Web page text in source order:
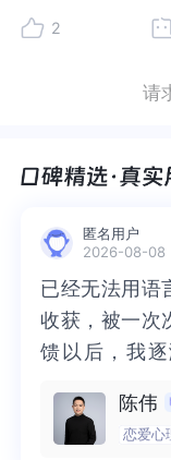
好。其次，您在
么强迫我们看你
了。我满腹不高
入”，用到这里
您的活动比您
正的了解到孩
戏就是孩子唯
中写道：“想
您的孩子现在
弊。利是因为
好。其次，您在
么强迫我们看你
了。我满腹不高
入”，用到这里
您的活动比您
正的了解到孩
戏就是孩子唯
中写道：“想
您的孩子现在
弊。利是因为
受在你成长的某
你所觉察的，
觉自在的，舒服
识中对自己的
生活足够充实
会减少，因为
己，支持自己
地给自己培养
为举止的时候
子有些不合理
成长的某个瞬间
察的，孩子有
在的，舒服的状
对自己的一些
足够充实和丰
少，因为我们
持自己的事情
己培养更多的
的时候，首先
不合理的期待
2
请
匿名用户
2026-08-08
已经无法用语
收获，被一次
馈以后，我
清晰，也慢慢
虽然不知道还
已经无法用语
收获，被一次
馈以后，我
也慢慢找回了
知道还要有多
陈伟
恋爱心